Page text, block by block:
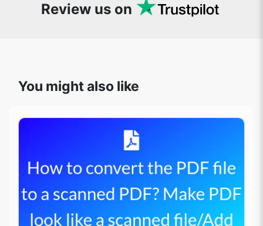
Review us on
You might also like